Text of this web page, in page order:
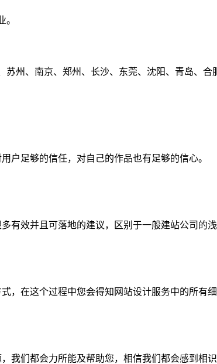
州、南京、郑州、长沙、东莞、沈阳、青岛、合
户足够的信任，对自己的作品也有足够的信心。
有效并且可落地的建议，区别于一般建站公司的
，在这个过程中您会得知网站设计服务中的所有
我们都会力所能及帮助您，相信我们都会感到相